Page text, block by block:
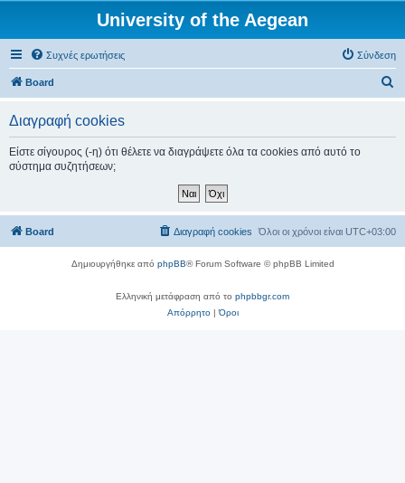
University of the Aegean
Συχνές ερωτήσεις Σύνδεση
Board
σ
Διαγραφή cookies
Είστε σίγουρος (-η) ότι θέλετε να διαγράψετε όλα τα cookies από αυτό το
σύστημα συζητήσεων;
Board Όλοι οι χρόνοι είναι UTC+03:00
Διαγραφή cookies
Δημιουργήθηκε από phpBB® Forum Software © phpBB Limited
Ελληνική μετάφραση από το phpbbgr.com
Απόρρητο|Όροι